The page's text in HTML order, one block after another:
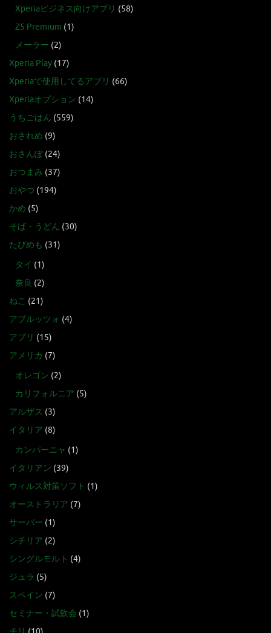
Xperiaビジネス向けアプリ (58)
Z5 Premium (1)
メーラー (2)
Xperia Play (17)
Xperiaで使用してるアプリ (66)
Xperiaオプション (14)
うちごはん (559)
おされめ (9)
おさんぽ(24)
おつまみ (37)
おやつ (194)
かめ (5)
そば・うどん (30)
たびめも (31)
タイ (1)
奈良 (2)
ねこ (21)
アブルッツォ (4)
アプリ (15)
アメリカ (7)
オレゴン (2)
カリフォルニア (5)
アルザス (3)
イタリア (8)
カンパーニャ (1)
イタリアン (39)
ウィルス対策ソフト (1)
オーストラリア (7)
サーバー (1)
シチリア (2)
シングルモルト (4)
ジュラ (5)
スペイン (7)
セミナー・試飲会 (1)